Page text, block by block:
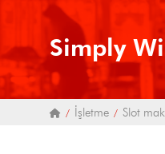
Simply
İşletme Slot